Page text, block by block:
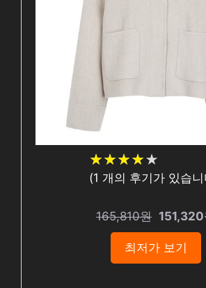
★★★★★
★★★★★
(1 개의 후기가 있습
165,810원 151,320
최저가 보기